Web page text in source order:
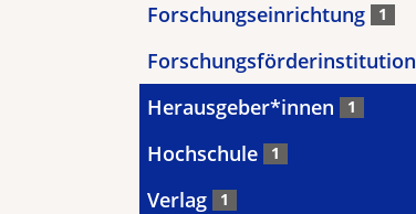
Forschungseinrichtung 1
Forschungsförderinstitution
Herausgeber*innen 1
Hochschule 1
Verlag 1